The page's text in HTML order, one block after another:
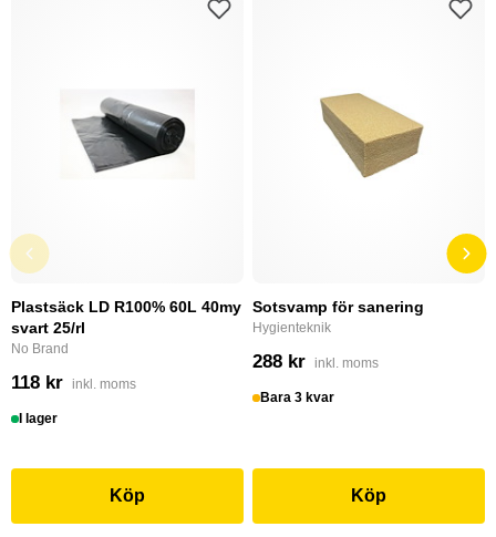
Plastsäck LD R100% 60L 40my
svart 25/rl
No Brand
118 kr inkl. moms
I lager
Köp
Sotsvamp för sanering
Hygienteknik
288 kr inkl. moms
Bara 3 kvar
Köp